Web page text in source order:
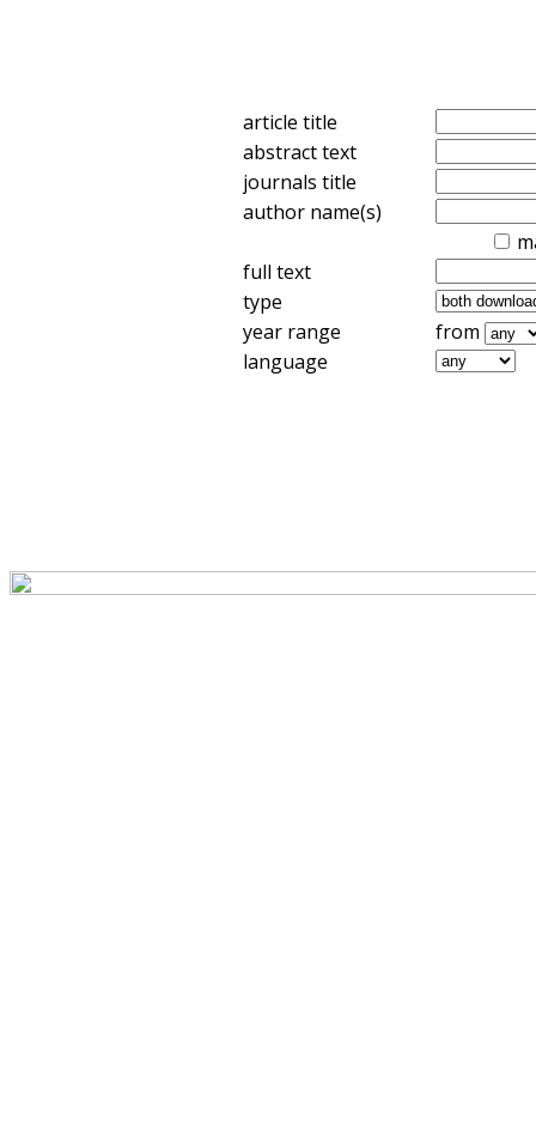
article title
abstract text
journals title
author name(s)
full text
type
year range
from
language